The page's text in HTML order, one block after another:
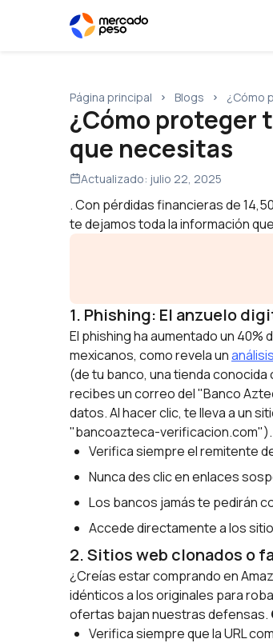
Página principal Blogs ¿Cómo
¿Cómo proteger
que necesitas
Actualizado: julio 22, 2025
. Con pérdidas financieras de
te dejamos toda la información
1. Phishing: El anzuelo
El phishing ha aumentado un
mexicanos, como revela un
(de tu banco, una tienda
recibes un correo del "Banco
datos. Al hacer clic, te lleva a un
"bancoazteca-verificacion.com").
Verifica siempre el remitente
Nunca des clic en enlaces
Los bancos jamás te pedirán
Accede directamente a los
2. Sitios web clonados o
¿Creías estar comprando en
idénticos a los originales para
ofertas bajan nuestras defensas.
Verifica siempre que la URL